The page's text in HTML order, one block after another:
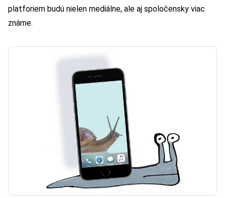
platforiem budú nielen mediálne, ale aj spoločensky viac
známe.